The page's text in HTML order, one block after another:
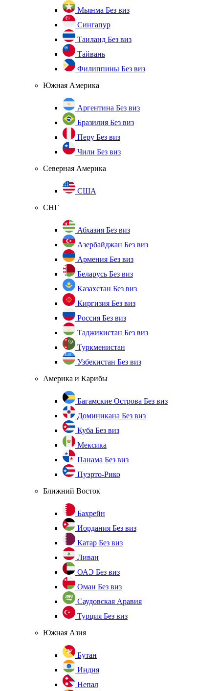
Мьянма Без виз
Сингапур
Таиланд Без виз
Тайвань
Филиппины Без виз
Южная Америка
Аргентина Без виз
Бразилия Без виз
Перу Без виз
Чили Без виз
Северная Америка
США
СНГ
Абхазия Без виз
Азербайджан Без виз
Армения Без виз
Беларусь Без виз
Казахстан Без виз
Киргизия Без виз
Россия Без виз
Таджикистан Без виз
Туркменистан
Узбекистан Без виз
Америка и Карибы
Багамские Острова Без виз
Доминикана Без виз
Куба Без виз
Мексика
Панама Без виз
Пуэрто-Рико
Ближний Восток
Бахрейн
Иордания Без виз
Катар Без виз
Ливан
ОАЭ Без виз
Оман Без виз
Саудовская Аравия
Турция Без виз
Южная Азия
Бутан
Индия
Непал